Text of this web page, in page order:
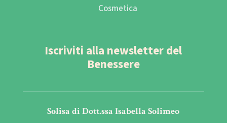
Cosmetica
Iscriviti alla newsletter del
Benessere
Solisa di Dott.ssa Isabella Solimeo